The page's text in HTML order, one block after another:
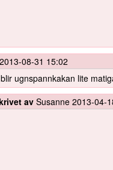
2013-08-31 15:02
ugnspannkakan lite
av Susanne 2013-04-